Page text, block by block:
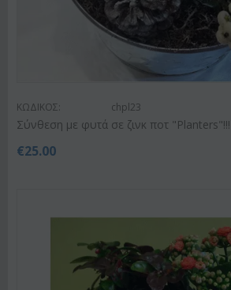
ΚΩΔΙΚΟΣ: chpl23
Σύνθεση με φυτά σε ζινκ ποτ "Planters"!!!
€25.00